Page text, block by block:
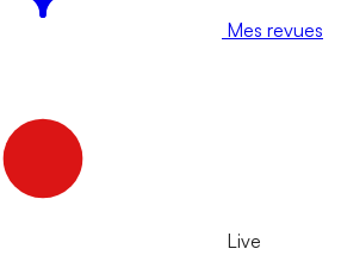
Mes revues
Live